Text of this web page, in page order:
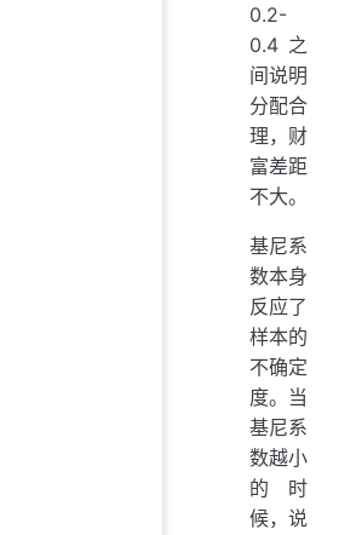
0.2-
0.4 之
间说明
分配合
理，财
富差距
不大。
基尼系
数本身
反应了
样本的
不确定
度。当
基尼系
数越小
的时
候，说